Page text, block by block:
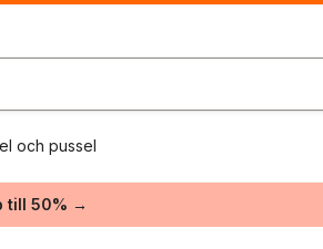
och pussel
till 50% →